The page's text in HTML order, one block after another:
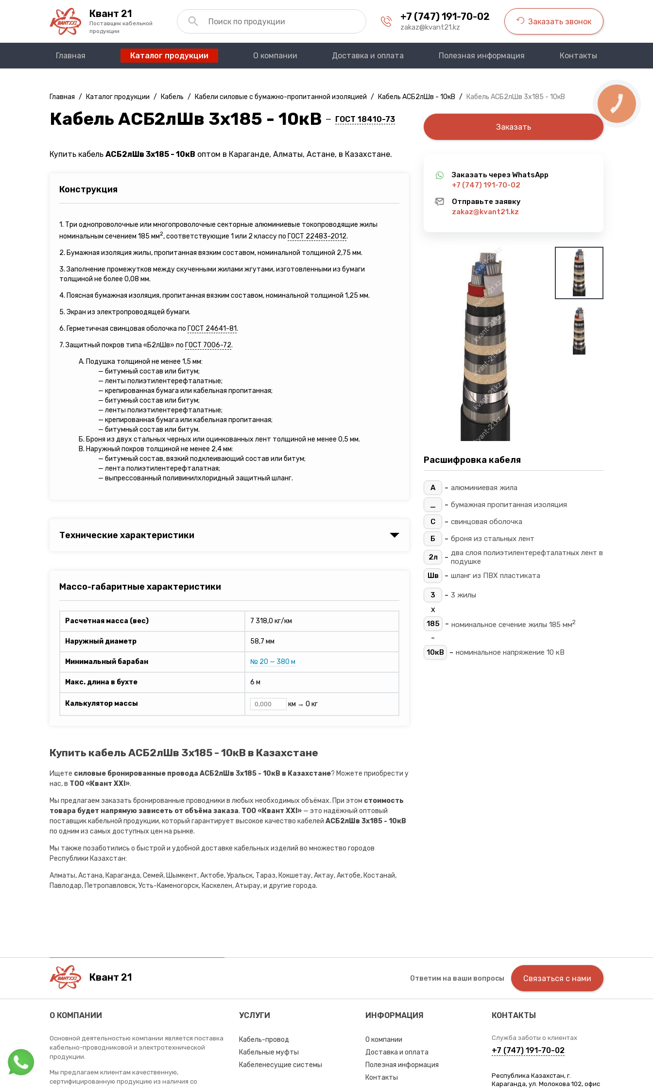
Квант 21
Поставщик кабельной
продукции
+7 (747) 191-70-02
zakaz@kvant21.kz
Заказать звонок
Главная Каталог продукции О компании Доставка и оплата Полезная информация Контакты
Главная / Каталог продукции / Кабель / Кабели силовые с бумажно-пропитанной изоляцией / Кабель АСБ2лШв - 10кВ / Кабель АСБ2лШв 3х185 - 10кВ
Кабель АСБ2лШв 3х185 - 10кВ — ГОСТ 18410-73
Купить кабель АСБ2лШв 3х185 - 10кВ оптом в Караганде, Алматы, Астане, в Казахстане.
Конструкция
1. Три однопроволочные или многопроволочные секторные алюминиевые токопроводящие жилы
номинальным сечением 185 мм2, соответствующие 1 или 2 классу по ГОСТ 22483-2012.
2. Бумажная изоляция жилы, пропитанная вязким составом, номинальной толщиной 2,75 мм.
3. Заполнение промежутков между скученными жилами жгутами, изготовленными из бумаги
толщиной не более 0,08 мм.
4. Поясная бумажная изоляция, пропитанная вязким составом, номинальной толщиной 1,25 мм.
5. Экран из электропроводящей бумаги.
6. Герметичная свинцовая оболочка по ГОСТ 24641-81.
7. Защитный покров типа «Б2лШв» по ГОСТ 7006-72.
А. Подушка толщиной не менее 1,5 мм:
— битумный состав или битум;
— ленты полиэтилентерефталатные;
— крепированная бумага или кабельная пропитанная;
— битумный состав или битум;
— ленты полиэтилентерефталатные;
— крепированная бумага или кабельная пропитанная;
— битумный состав или битум.
Б. Броня из двух стальных черных или оцинкованных лент толщиной не менее 0,5 мм.
В. Наружный покров толщиной не менее 2,4 мм:
— битумный состав, вязкий подклеивающий состав или битум;
— лента полиэтилентерефталатная;
— выпрессованный поливинилхлоридный защитный шланг.
Технические характеристики
Массо-габаритные характеристики
Расчетная масса (вес) 7 318,0 кг/км
Наружный диаметр 58,7 мм
Минимальный барабан № 20 — 380 м
Макс. длина в бухте 6 м
Калькулятор массы км → 0 кг
Купить кабель АСБ2лШв 3х185 - 10кВ в Казахстане
Ищете силовые бронированные провода АСБ2лШв 3х185 - 10кВ в Казахстане? Можете приобрести у
нас, в ТОО «Квант XXI».
Мы предлагаем заказать бронированные проводники в любых необходимых объёмах. При этом стоимость
товара будет напрямую зависеть от объёма заказа. ТОО «Квант XXI» — это надёжный оптовый
поставщик кабельной продукции, который гарантирует высокое качество кабелей АСБ2лШв 3х185 - 10кВ
по одним из самых доступных цен на рынке.
Мы также позаботились о быстрой и удобной доставке кабельных изделий во множество городов
Республики Казахстан:
Алматы, Астана, Караганда, Семей, Шымкент, Актобе, Уральск, Тараз, Кокшетау, Актау, Актобе, Костанай,
Павлодар, Петропавловск, Усть-Каменогорск, Каскелен, Атырау, и другие города.
Заказать
Заказать через WhatsApp
+7 (747) 191-70-02
Отправьте заявку
zakaz@kvant21.kz
Расшифровка кабеля
А - алюминиевая жила
_
- бумажная пропитанная изоляция
С
- свинцовая оболочка
Б
- броня из стальных лент
2л - два слоя полиэтилентерефталатных лент в
подушке
Шв
- шланг из ПВХ пластиката
3 - 3 жилы
х
185 - номинальное сечение жилы 185 мм2
-
10кВ - номинальное напряжение 10 кВ
Квант 21 Ответим на ваши вопросы Связаться с нами
О КОМПАНИИ
Основной деятельностью компании является поставка
кабельно-проводниковой и электротехнической
продукции.
Мы предлагаем клиентам качественную,
сертифицированную продукцию из наличия со
УСЛУГИ
Кабель-провод
Кабельные муфты
Кабеленесущие системы
ИНФОРМАЦИЯ
О компании
Доставка и оплата
Полезная информация
Контакты
КОНТАКТЫ
Служба заботы о клиентах
+7 (747) 191-70-02
Республика Казахстан, г.
Караганда, ул. Молокова 102, офис
КНОПКА
СВЯЗИ